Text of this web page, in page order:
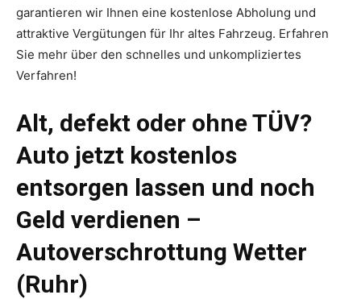
garantieren wir Ihnen eine kostenlose Abholung und
attraktive Vergütungen für Ihr altes Fahrzeug. Erfahren
Sie mehr über den schnelles und unkompliziertes
Verfahren!
Alt, defekt oder ohne TÜV?
Auto jetzt kostenlos
entsorgen lassen und noch
Geld verdienen –
Autoverschrottung Wetter
(Ruhr)